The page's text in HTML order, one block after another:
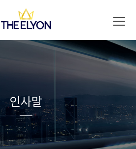
인사말